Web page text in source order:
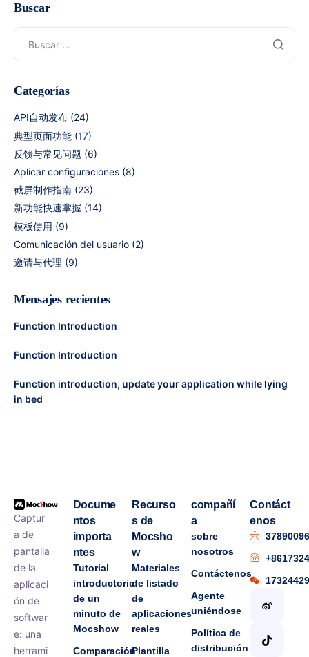
Buscar
Categorías
API自动发布 (24)
典型页面功能 (17)
反馈与常见问题 (6)
Aplicar configuraciones (8)
截屏制作指南 (23)
新功能快速掌握 (14)
模板使用 (9)
Comunicación del usuario (2)
邀请与代理 (9)
Mensajes recientes
Function Introduction
Function Introduction
Function introduction, update your application while lying
in bed
Captur
a de
pantalla
de la
aplicaci
ón de
softwar
e: una
herrami
Docume
ntos
importa
ntes
Tutorial
introductorio
de un
minuto de
Mocshow
Comparación
Recurso
s de
Mocsho
w
Materiales
de listado
de
aplicaciones
reales
Plantilla
compañí
a
sobre
nosotros
Contáctenos
Agente
uniéndose
Política de
distribución
Contáct
enos